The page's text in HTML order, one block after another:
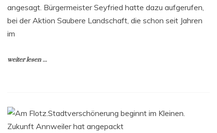
angesagt. Bürgermeister Seyfried hatte dazu aufgerufen,
bei der Aktion Saubere Landschaft, die schon seit Jahren
im
weiter lesen ...